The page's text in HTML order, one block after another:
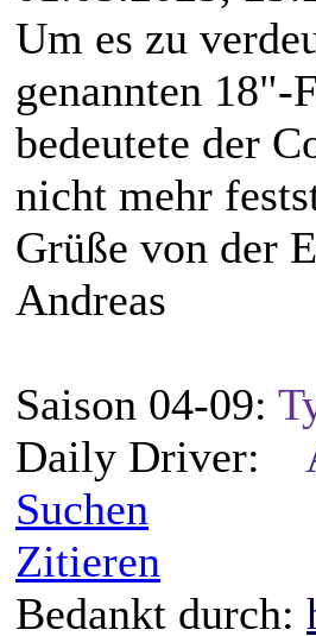
Um es zu
genannten
bedeutete der
nicht mehr
Grüße von der
Andreas
Saison 04-09:
Daily Driver:
Suchen
Zitieren
Bedankt durch: